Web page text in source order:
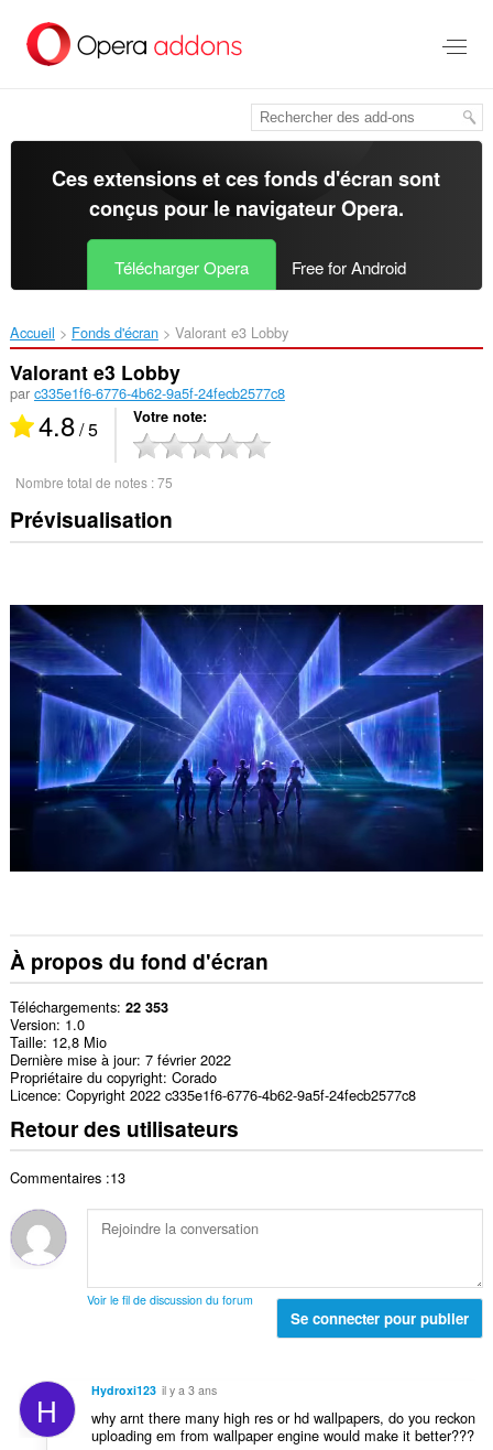
contenu
Ces extensions et ces fonds d'écran sont
conçus pour le navigateur Opera.
Télécharger Opera Free for Android
Accueil Fonds d'écran Valorant e3 Lobby‎
Valorant e3 Lobby
par c335e1f6-6776-4b62-9a5f-24fecb2577c8
4.8/ 5 Votre note
Nombre total de notes :75
Prévisualisation
À propos du fond d'écran
Téléchargements 22 353
Version 1.0
Taille 12,8 Mio
Dernière mise à jour 7 février 2022
Propriétaire du copyright Corado
Licence Copyright 2022 c335e1f6-6776-4b62-9a5f-24fecb2577c8
Retour des utilisateurs
Commentaires :13
Voir le fil de discussion du forum
Se connecter pour publier
H Hydroxi123 il y a 3 ans
why arnt there many high res or hd wallpapers, do you reckon
uploading em from wallpaper engine would make it better???